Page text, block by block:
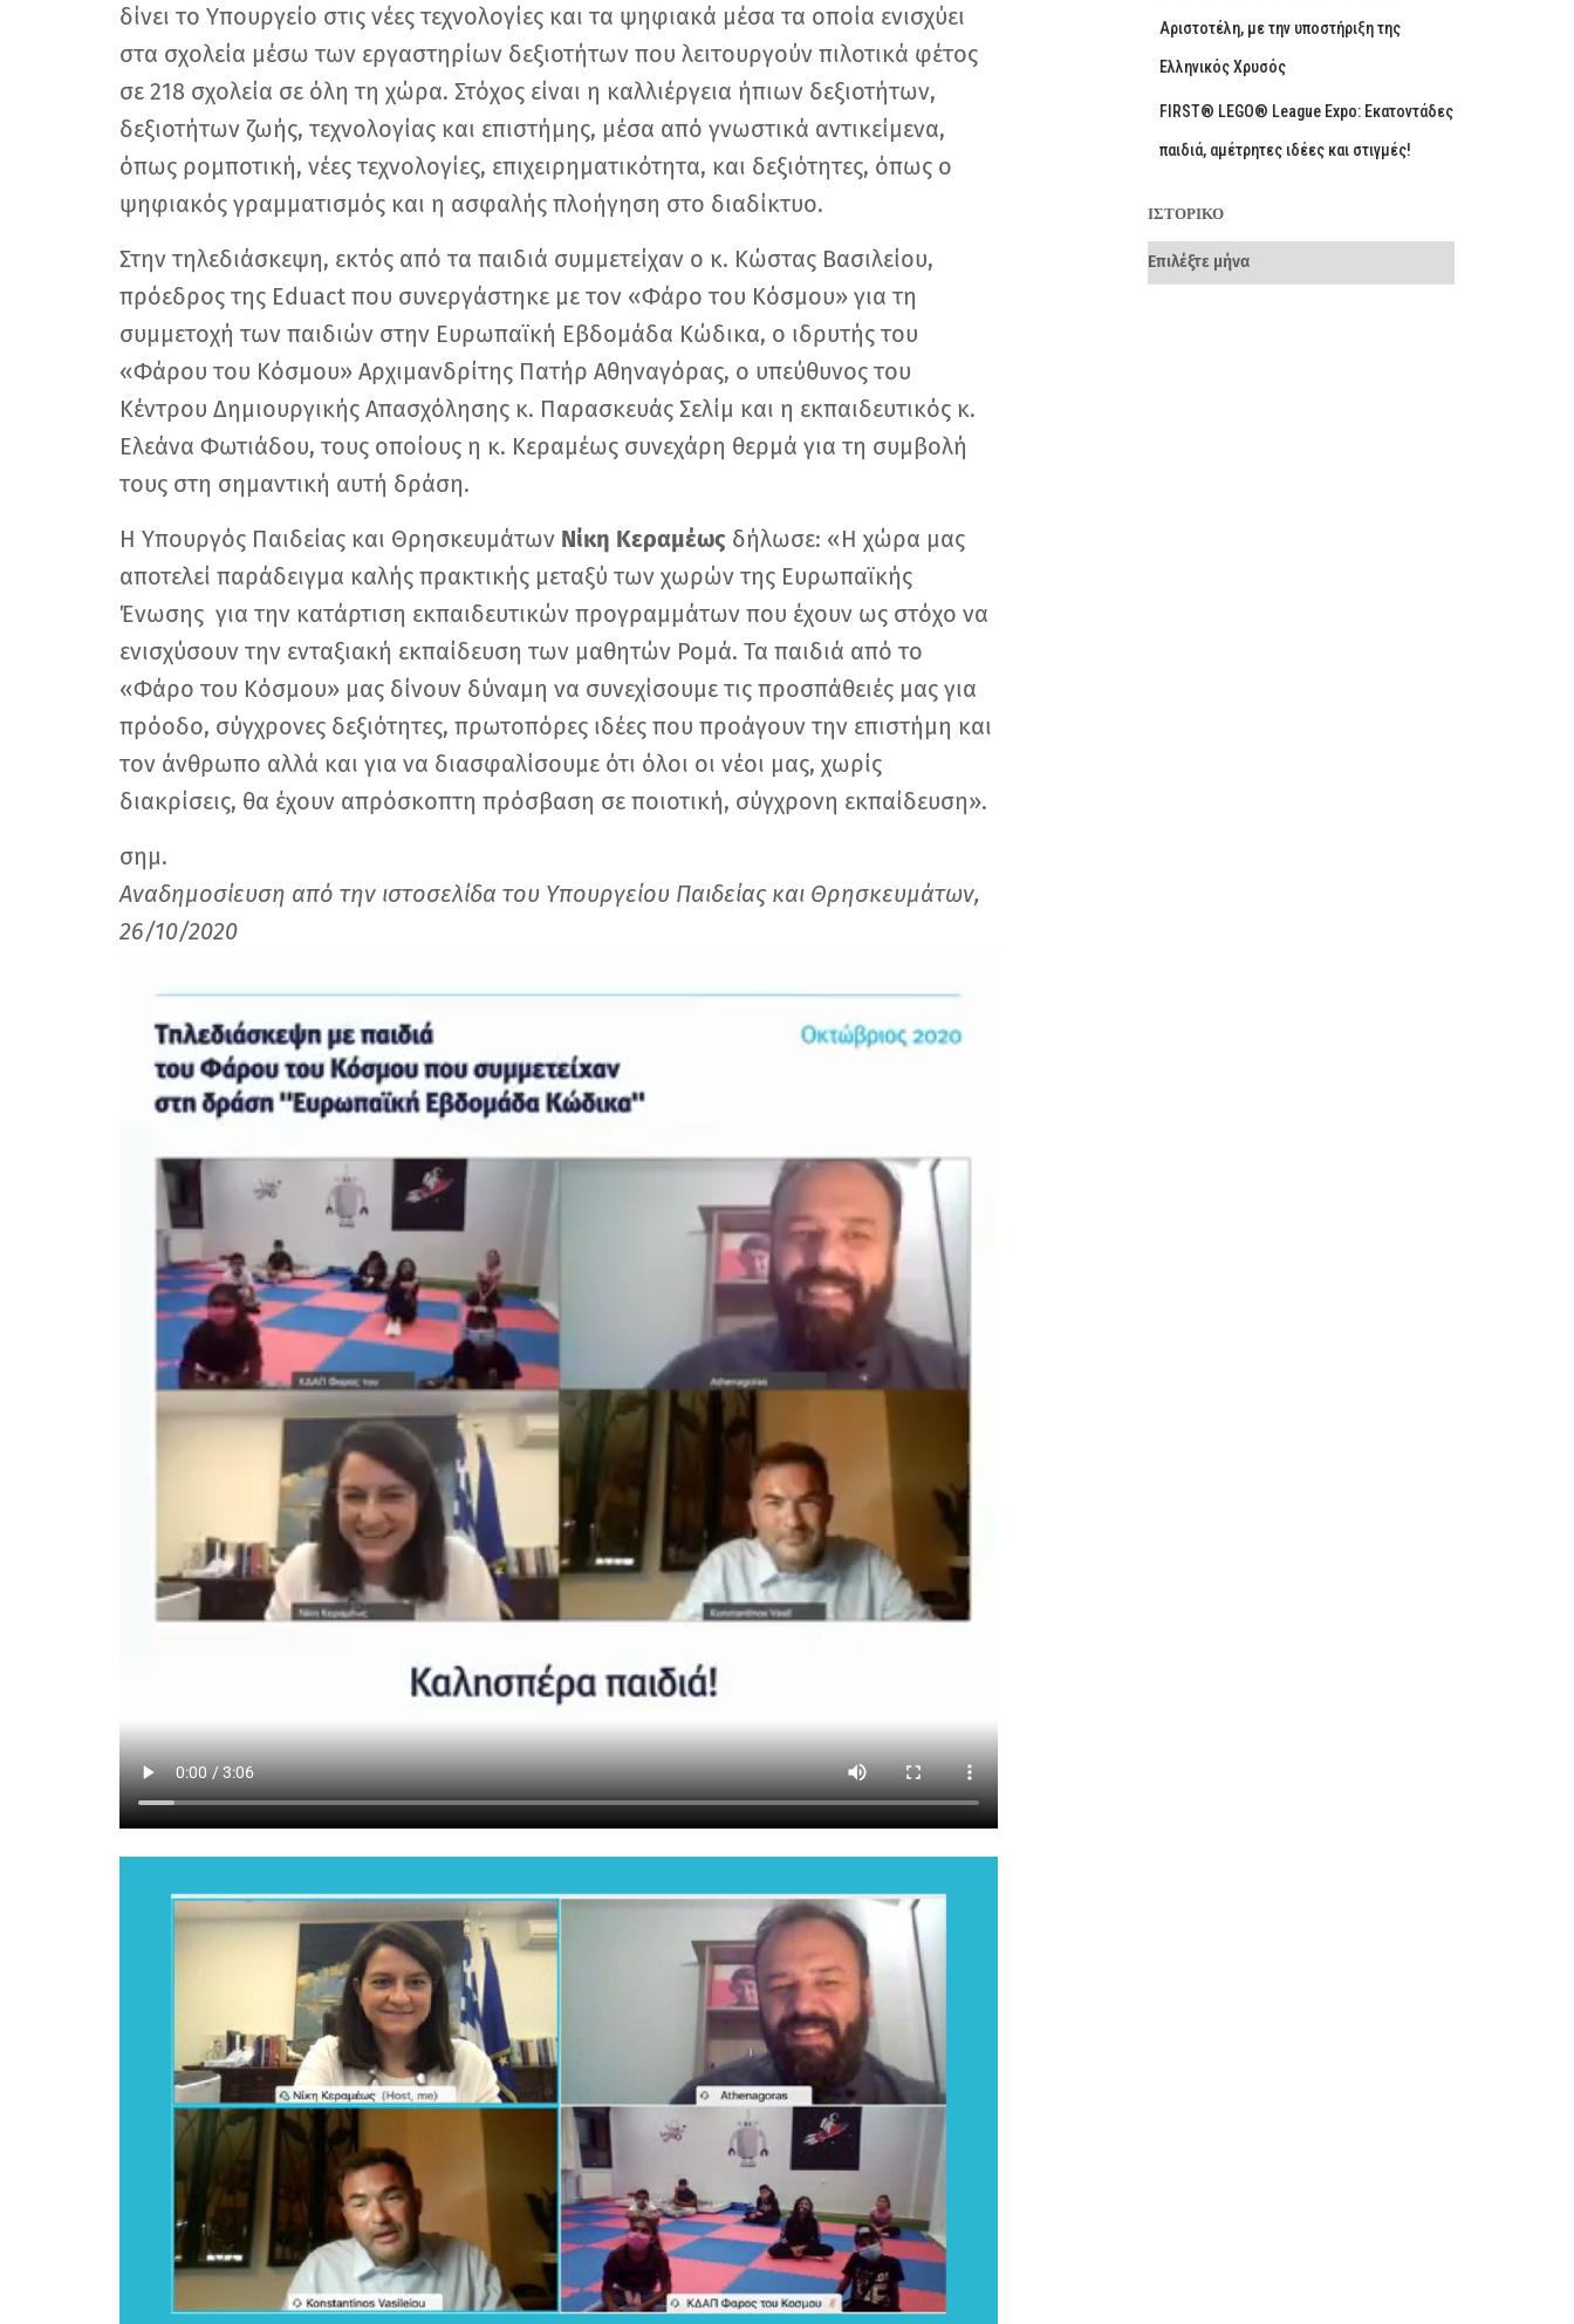
δίνει το Υπουργείο στις νέες τεχνολογίες και τα ψηφιακά μέσα τα οποία ενισχύει
στα σχολεία μέσω των εργαστηρίων δεξιοτήτων που λειτουργούν πιλοτικά φέτος
σε 218 σχολεία σε όλη τη χώρα. Στόχος είναι η καλλιέργεια ήπιων δεξιοτήτων,
δεξιοτήτων ζωής, τεχνολογίας και επιστήμης, μέσα από γνωστικά αντικείμενα,
όπως ρομποτική, νέες τεχνολογίες, επιχειρηματικότητα, και δεξιότητες, όπως ο
ψηφιακός γραμματισμός και η ασφαλής πλοήγηση στο διαδίκτυο.
Στην τηλεδιάσκεψη, εκτός από τα παιδιά συμμετείχαν ο κ. Κώστας Βασιλείου,
πρόεδρος της Eduact που συνεργάστηκε με τον «Φάρο του Κόσμου» για τη
συμμετοχή των παιδιών στην Ευρωπαϊκή Εβδομάδα Κώδικα, ο ιδρυτής του
«Φάρου του Κόσμου» Αρχιμανδρίτης Πατήρ Αθηναγόρας, ο υπεύθυνος του
Κέντρου Δημιουργικής Απασχόλησης κ. Παρασκευάς Σελίμ και η εκπαιδευτικός κ.
Ελεάνα Φωτιάδου, τους οποίους η κ. Κεραμέως συνεχάρη θερμά για τη συμβολή
τους στη σημαντική αυτή δράση.
Η Υπουργός Παιδείας και Θρησκευμάτων Νίκη Κεραμέως δήλωσε: «Η χώρα μας
αποτελεί παράδειγμα καλής πρακτικής μεταξύ των χωρών της Ευρωπαϊκής
Ένωσης για την κατάρτιση εκπαιδευτικών προγραμμάτων που έχουν ως στόχο να
ενισχύσουν την ενταξιακή εκπαίδευση των μαθητών Ρομά. Τα παιδιά από το
«Φάρο του Κόσμου» μας δίνουν δύναμη να συνεχίσουμε τις προσπάθειές μας για
πρόοδο, σύγχρονες δεξιότητες, πρωτοπόρες ιδέες που προάγουν την επιστήμη και
τον άνθρωπο αλλά και για να διασφαλίσουμε ότι όλοι οι νέοι μας, χωρίς
διακρίσεις, θα έχουν απρόσκοπτη πρόσβαση σε ποιοτική, σύγχρονη εκπαίδευση».
σημ.
Αναδημοσίευση από την ιστοσελίδα του Υπουργείου Παιδείας και Θρησκευμάτων,
26/10/2020
Αριστοτέλη, με την υποστήριξη της
Ελληνικός Χρυσός
FIRST® LEGO® League Expo: Εκατοντάδες
παιδιά, αμέτρητες ιδέες και στιγμές!
ΙΣΤΟΡΙΚΌ